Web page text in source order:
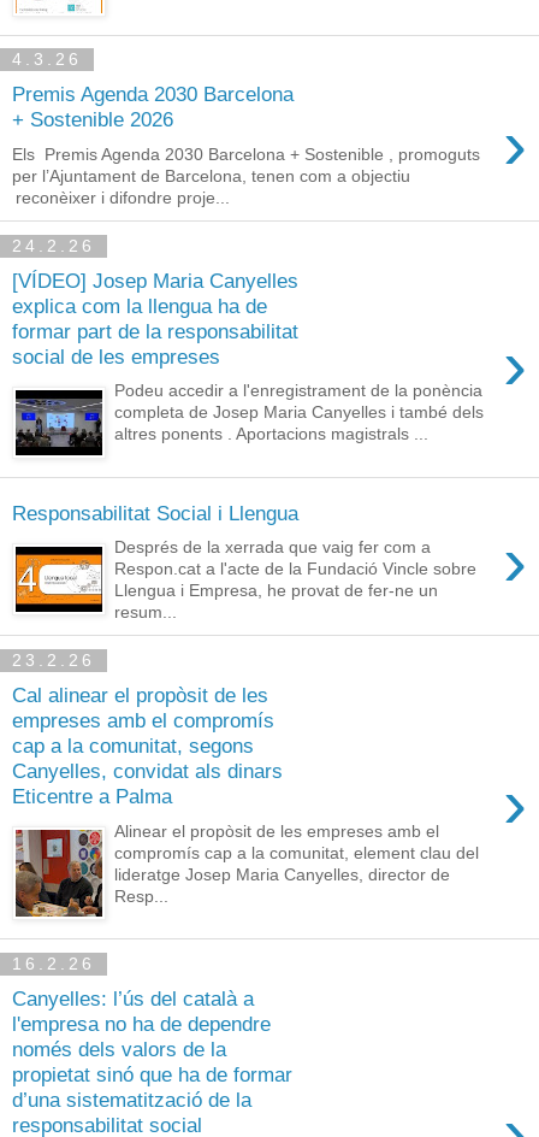
4.3.26
Premis Agenda 2030 Barcelona
+ Sostenible 2026
›
Els Premis Agenda 2030 Barcelona + Sostenible , promoguts
per l’Ajuntament de Barcelona, tenen com a objectiu
reconèixer i difondre proje...
24.2.26
[VÍDEO] Josep Maria Canyelles
explica com la llengua ha de
formar part de la responsabilitat
social de les empreses
›
Podeu accedir a l'enregistrament de la ponència
completa de Josep Maria Canyelles i també dels
altres ponents . Aportacions magistrals ...
Responsabilitat Social i Llengua
›
Després de la xerrada que vaig fer com a
Respon.cat a l'acte de la Fundació Vincle sobre
Llengua i Empresa, he provat de fer-ne un
resum...
23.2.26
Cal alinear el propòsit de les
empreses amb el compromís
cap a la comunitat, segons
Canyelles, convidat als dinars
Eticentre a Palma
›
Alinear el propòsit de les empreses amb el
compromís cap a la comunitat, element clau del
lideratge Josep Maria Canyelles, director de
Resp...
16.2.26
Canyelles: l’ús del català a
l'empresa no ha de dependre
només dels valors de la
propietat sinó que ha de formar
d’una sistematització de la
responsabilitat social